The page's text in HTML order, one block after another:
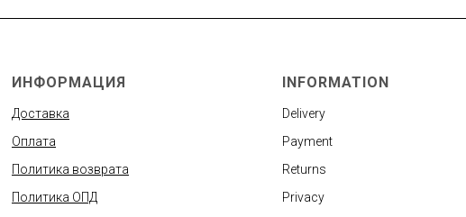
ИНФОРМАЦИЯ
Доставка
Оплата
Политика возврата
Политика ОПД
INFORMATION
Delivery
Payment
Returns
Privacy